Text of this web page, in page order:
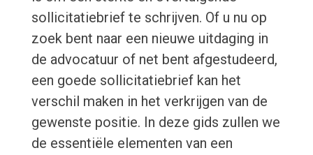
sollicitatiebrief te schrijven. Of u nu op
zoek bent naar een nieuwe uitdaging in
de advocatuur of net bent afgestudeerd,
een goede sollicitatiebrief kan het
verschil maken in het verkrijgen van de
gewenste positie. In deze gids zullen we
de essentiële elementen van een